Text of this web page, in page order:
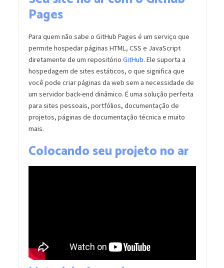
Pages
Para quem não sabe o GitHub Pages é um serviço que
permite hospedar páginas HTML, CSS e JavaScript
diretamente de um repositório GitHub. Ele suporta a
hospedagem de sites estáticos, o que significa que
você pode criar páginas da web sem a necessidade de
um servidor back-end dinâmico. É uma solução perfeita
para sites pessoais, portfólios, documentação de
projetos, páginas de documentação técnica e muito
mais.
Colocando seu projeto no ar